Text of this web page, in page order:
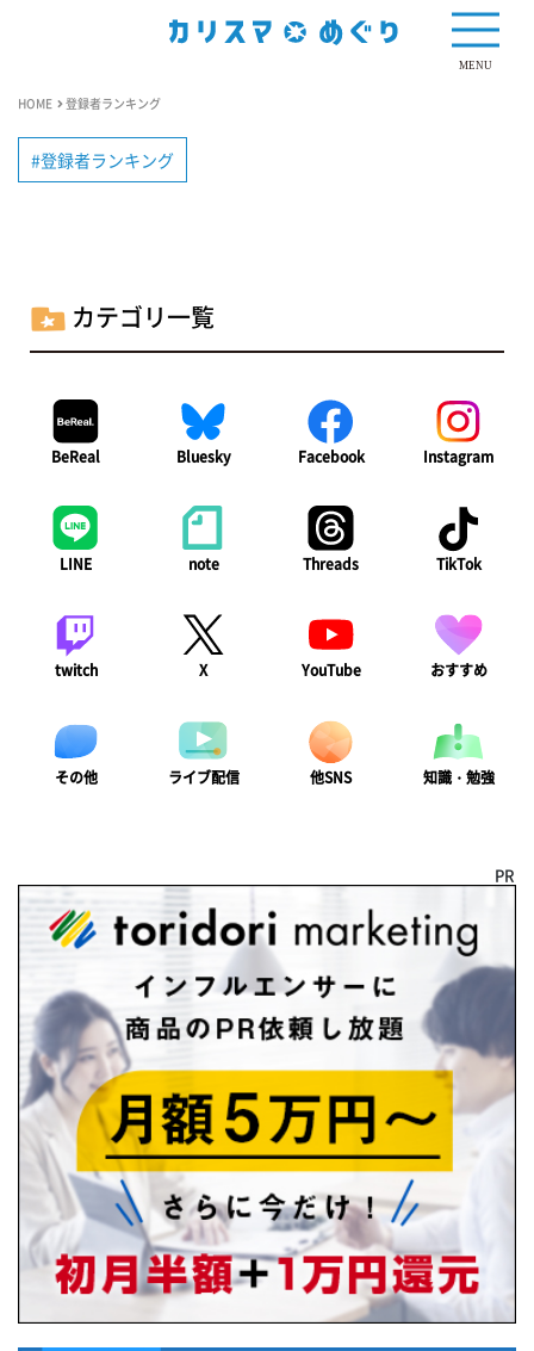
MENU
HOME 登録者ランキング
登録者ランキング
カテゴリ一覧
BeReal Bluesky Facebook Instagram
LINE note Threads TikTok
twitch X YouTube おすすめ
その他 ライブ配信 他SNS 知識・勉強
PR